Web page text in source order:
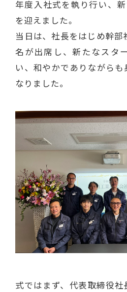
年度入社式を執り行い、
を迎えました。
当日は、社長をはじめ幹
名が出席し、新たなスタ
い、和やかでありながら
なりました。
式ではまず、代表取締役